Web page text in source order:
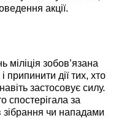
акції.
міліція зобов’язана
припинити дії тих, хто
застосовує силу.
спостерігала за
зібрання чи нападами